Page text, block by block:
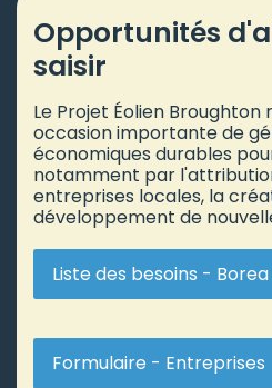
Opportunités
saisir
Le Projet Éolien
occasion importante de
économiques durables
notamment par
entreprises locales, la
développement de
Liste des besoins - Borea
Formulaire - Entreprises